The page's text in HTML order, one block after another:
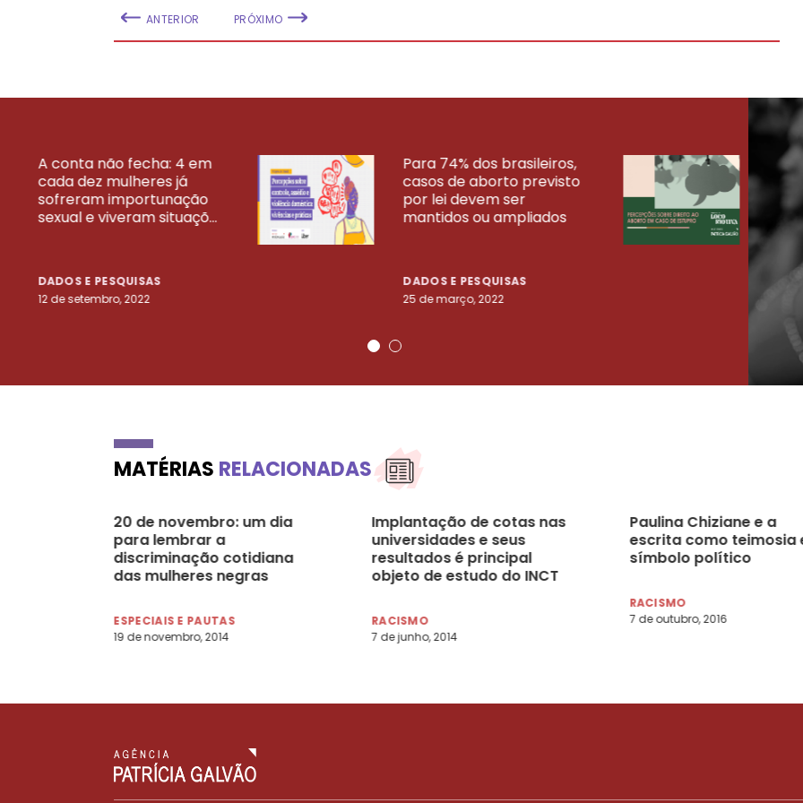
ANTERIOR PRÓXIMO
A conta não fecha: 4 em
cada dez mulheres já
sofreram importunação
sexual e viveram situaçõ...
DADOS E PESQUISAS
12 de setembro, 2022
Para 74% dos brasileiros,
casos de aborto previsto
por lei devem ser
mantidos ou ampliados
DADOS E PESQUISAS
25 de março, 2022
23
VEJA MAIS PESQUISAS
MATÉRIAS RELACIONADAS
20 de novembro: um dia
para lembrar a
discriminação cotidiana
das mulheres negras
ESPECIAIS E PAUTAS
19 de novembro, 2014
Implantação de cotas nas
universidades e seus
resultados é principal
objeto de estudo do INCT
RACISMO
7 de junho, 2014
Paulina Chiziane e a
escrita como teimosia
símbolo político
RACISMO
7 de outubro, 2016